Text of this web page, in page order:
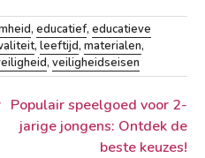
, educatief, educatieve
, leeftijd, materialen,
, veiligheidseisen
Populair speelgoed voor 2-
jarige jongens: Ontdek de
beste keuzes!